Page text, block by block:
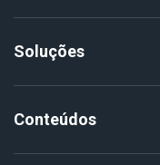
Soluções
Conteúdos